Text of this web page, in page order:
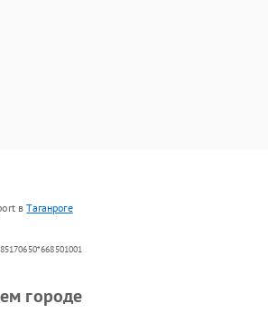
вТаганроге
городе